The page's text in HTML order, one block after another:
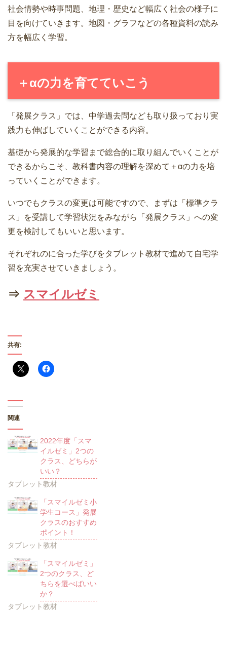
社会情勢や時事問題、地理・歴史など幅広く社会の様子に
目を向けていきます。地図・グラフなどの各種資料の読み
方を幅広く学習。
＋αの力を育てていこう
「発展クラス」では、中学過去問なども取り扱っており実
践力も伸ばしていくことができる内容。
基礎から発展的な学習まで総合的に取り組んでいくことが
できるからこそ、教科書内容の理解を深めて＋αの力を培
っていくことができます。
いつでもクラスの変更は可能ですので、まずは「標準クラ
ス」を受講して学習状況をみながら「発展クラス」への変
更を検討してもいいと思います。
それぞれのに合った学びをタブレット教材で進めて自宅学
習を充実させていきましょう。
⇒ スマイルゼミ
共有:
関連
2022年度「スマ
イルゼミ」2つの
クラス、どちらが
いい？
タブレット教材
「スマイルゼミ小
学生コース」発展
クラスのおすすめ
ポイント！
タブレット教材
「スマイルゼミ」
2つのクラス、ど
ちらを選べばいい
か？
タブレット教材